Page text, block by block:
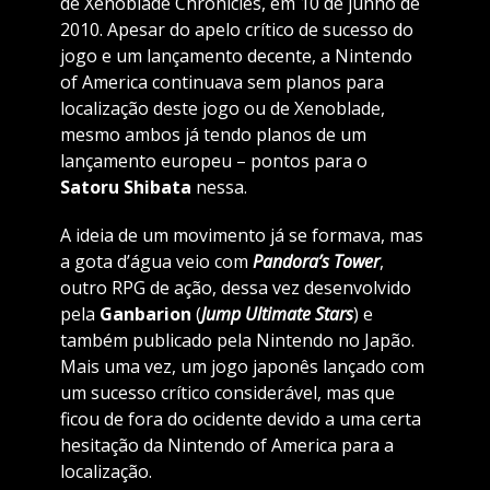
2010. Apesar do apelo crítico de sucesso do
jogo e um lançamento decente, a Nintendo
of America continuava sem planos para
localização deste jogo ou de Xenoblade,
mesmo ambos já tendo planos de um
lançamento europeu – pontos para o
Satoru Shibata nessa.
A ideia de um movimento já se formava, mas
a gota d’água veio com Pandora’s Tower,
outro RPG de ação, dessa vez desenvolvido
pela Ganbarion (Jump Ultimate Stars) e
também publicado pela Nintendo no Japão.
Mais uma vez, um jogo japonês lançado com
um sucesso crítico considerável, mas que
ficou de fora do ocidente devido a uma certa
hesitação da Nintendo of America para a
localização.